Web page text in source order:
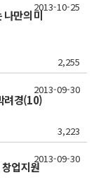
나만의 미
2,255
2013-10-25
려경(10)
3,223
2013-09-30
업지원
2013-09-30